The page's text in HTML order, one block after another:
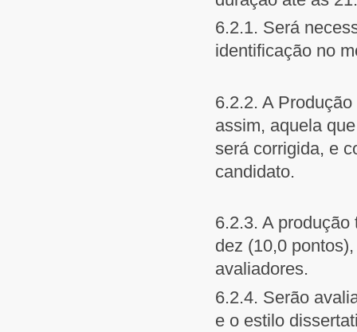
6.2.1. Será
identificação no
6.2.2. A
assim, aquela
será corrigida, e
candidato.
6.2.3. A
dez (10,0
avaliadores.
6.2.4. Serão
e o estilo